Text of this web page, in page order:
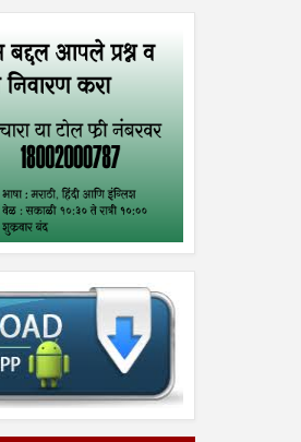
16 Aug
भारतीय लोकशाहीचे भवितव्य
Shodhan